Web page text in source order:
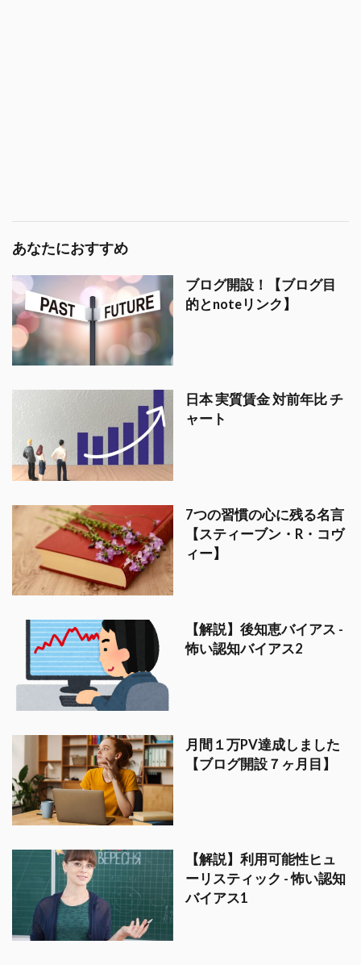
あなたにおすすめ
ブログ開設！【ブログ目
的とnoteリンク】
日本 実質賃金 対前年比 チ
ャート
7つの習慣の心に残る名言
【スティーブン・R・コヴ
ィー】
【解説】後知恵バイアス -
怖い認知バイアス2
月間１万PV達成しました
【ブログ開設７ヶ月目】
【解説】利用可能性ヒュ
ーリスティック - 怖い認知
バイアス1